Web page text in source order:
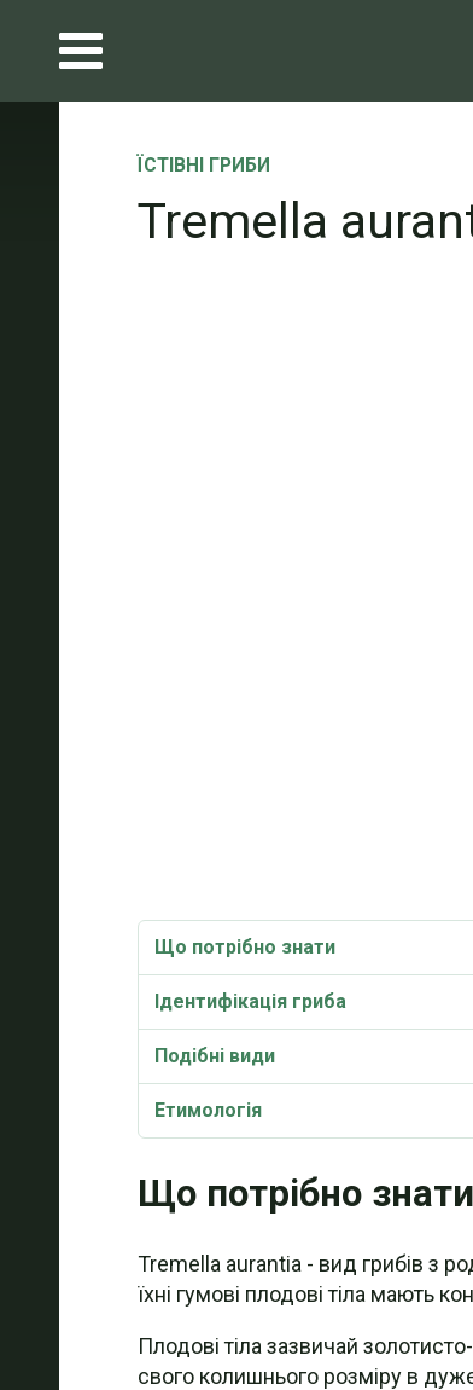
ЇСТІВНІ ГРИБИ
Tremella
Що потрібно знати
Ідентифікація гриба
Подібні види
Етимологія
Що потрібно знати
Tremella aurantia - вид грибів з
їхні гумові плодові тіла мають
Плодові тіла зазвичай
свого колишнього розміру в